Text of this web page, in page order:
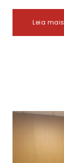
Leia